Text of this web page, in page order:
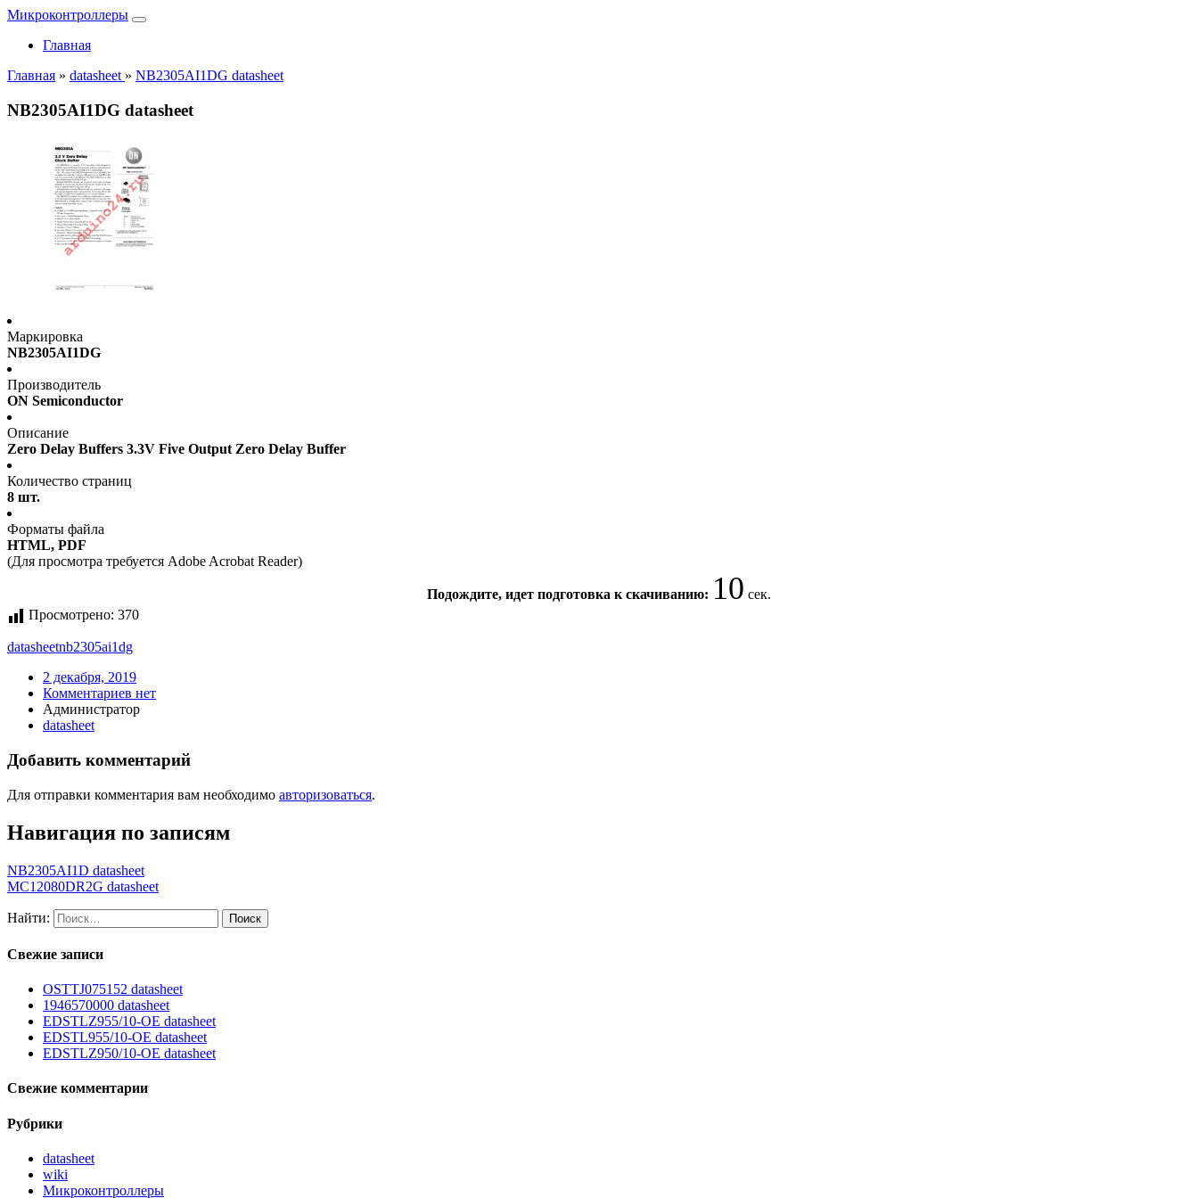
Микроконтроллеры
Главная
Главная » datasheet » NB2305AI1DG datasheet
NB2305AI1DG datasheet
Маркировка
NB2305AI1DG
Производитель
ON Semiconductor
Описание
Zero Delay Buffers 3.3V Five Output Zero Delay Buffer
Количество страниц
8 шт.
Форматы файла
HTML, PDF
(Для просмотра требуется Adobe Acrobat Reader)
Подождите, идет подготовка к скачиванию: 10 сек.
Просмотрено: 370
datasheetnb2305ai1dg
2 декабря, 2019
Комментариев нет
Администратор
datasheet
Добавить комментарий
Для отправки комментария вам необходимо авторизоваться.
Навигация по записям
NB2305AI1D datasheet
MC12080DR2G datasheet
Найти:
Свежие записи
OSTTJ075152 datasheet
1946570000 datasheet
EDSTLZ955/10-OE datasheet
EDSTL955/10-OE datasheet
EDSTLZ950/10-OE datasheet
Свежие комментарии
Рубрики
datasheet
wiki
Микроконтроллеры